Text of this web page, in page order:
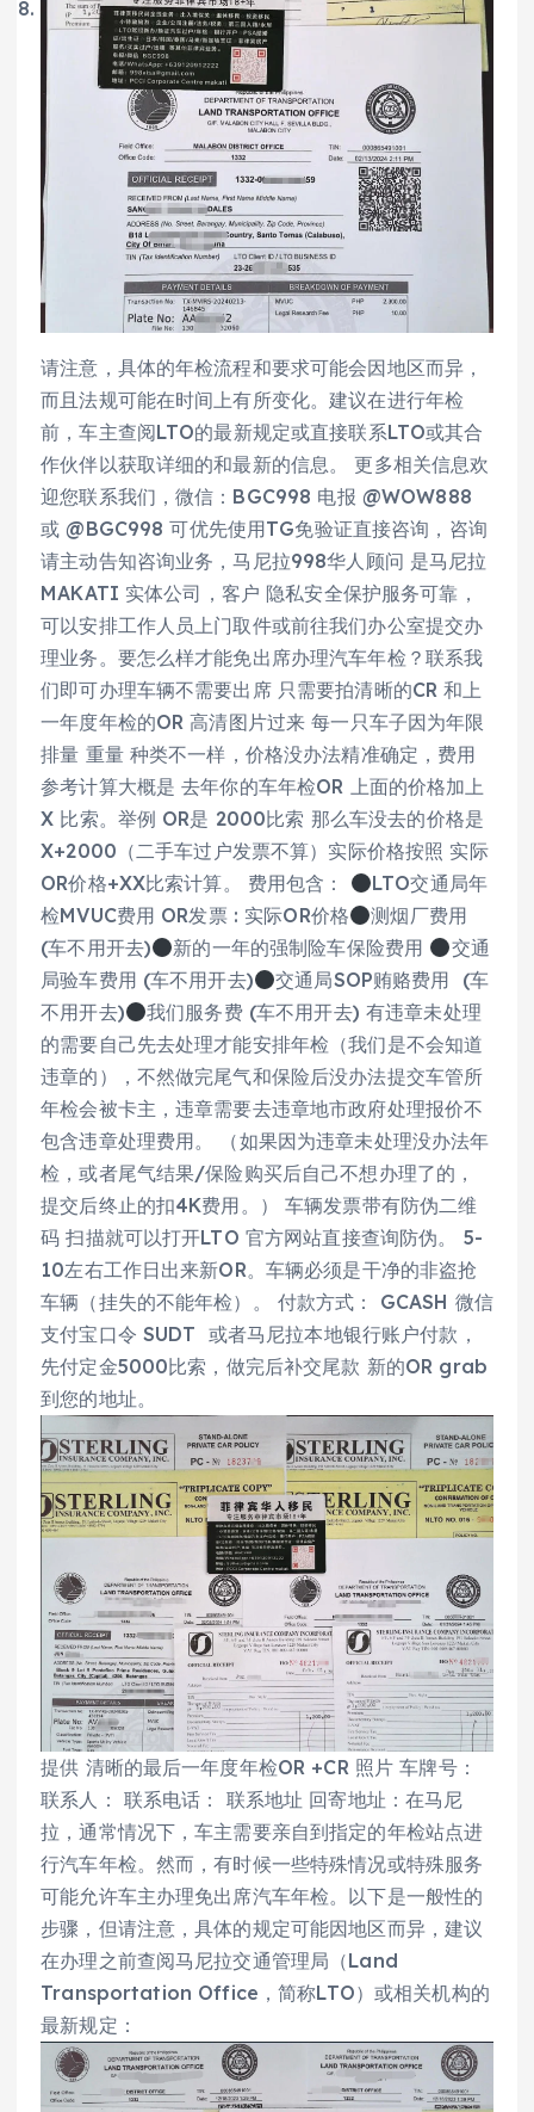
请注意，具体的年检流程和要求可能会因地区而异，
而且法规可能在时间上有所变化。建议在进行年检
前，车主查阅LTO的最新规定或直接联系LTO或其合
作伙伴以获取详细的和最新的信息。 更多相关信息欢
迎您联系我们，微信：BGC998 电报 @WOW888
或 @BGC998 可优先使用TG免验证直接咨询，咨询
请主动告知咨询业务，马尼拉998华人顾问 是马尼拉
MAKATI 实体公司，客户 隐私安全保护服务可靠，
可以安排工作人员上门取件或前往我们办公室提交办
理业务。要怎么样才能免出席办理汽车年检？联系我
们即可办理车辆不需要出席 只需要拍清晰的CR 和上
一年度年检的OR 高清图片过来 每一只车子因为年限
排量 重量 种类不一样，价格没办法精准确定，费用
参考计算大概是 去年你的车年检OR 上面的价格加上
X 比索。举例 OR是 2000比索 那么车没去的价格是
X+2000（二手车过户发票不算）实际价格按照 实际
OR价格+XX比索计算。 费用包含：
LTO交通局年
检MVUC费用 OR发票 : 实际OR价格
测烟厂费用
(车不用开去)
新的一年的强制险车保险费用
交通
局验车费用 (车不用开去)
交通局SOP贿赂费用 (车
不用开去)
我们服务费 (车不用开去) 有违章未处理
的需要自己先去处理才能安排年检（我们是不会知道
违章的），不然做完尾气和保险后没办法提交车管所
年检会被卡主，违章需要去违章地市政府处理报价不
包含违章处理费用。 （如果因为违章未处理没办法年
检，或者尾气结果/保险购买后自己不想办理了的，
提交后终止的扣4K费用。） 车辆发票带有防伪二维
码 扫描就可以打开LTO 官方网站直接查询防伪。 5-
10左右工作日出来新OR。车辆必须是干净的非盗抢
车辆（挂失的不能年检）。 付款方式： GCASH 微信
支付宝口令 SUDT 或者马尼拉本地银行账户付款，
先付定金5000比索，做完后补交尾款 新的OR grab
到您的地址。
提供 清晰的最后一年度年检OR +CR 照片 车牌号：
联系人： 联系电话： 联系地址 回寄地址：在马尼
拉，通常情况下，车主需要亲自到指定的年检站点进
行汽车年检。然而，有时候一些特殊情况或特殊服务
可能允许车主办理免出席汽车年检。以下是一般性的
步骤，但请注意，具体的规定可能因地区而异，建议
在办理之前查阅马尼拉交通管理局（Land
Transportation Office，简称LTO）或相关机构的
最新规定：